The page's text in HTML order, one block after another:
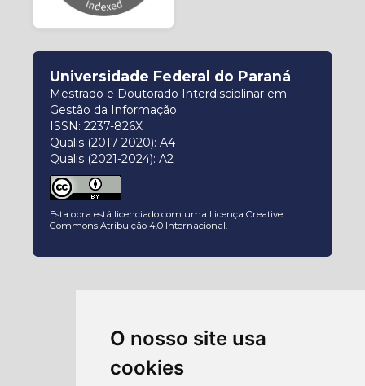
O nosso site usa
cookies
Universidade Federal do Paraná
Mestrado e Doutorado Interdisciplinar em
Gestão da Informação
ISSN: 2237-826X
Qualis (2017-2020): A4
Qualis (2021-2024): A2
Esta obra está licenciado com uma Licença Creative
Commons Atribuição 4.0 Internacional